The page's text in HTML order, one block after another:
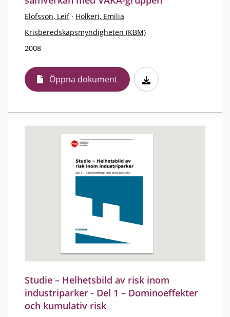
Elofsson, Leif · Holkeri, Emilia
Krisberedskapsmyndigheten (KBM)
2008
Öppna dokument
Studie – Helhetsbild av risk inom
industriparker - Del 1 – Dominoeffekter
och kumulativ risk